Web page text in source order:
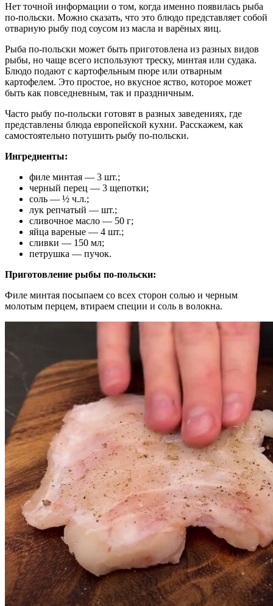
Нет точной информации о том, когда именно появилась рыба
по-польски. Можно сказать, что это блюдо представляет собой
отварную рыбу под соусом из масла и варёных яиц.
Рыба по-польски может быть приготовлена из разных видов
рыбы, но чаще всего используют треску, минтая или судака.
Блюдо подают с картофельным пюре или отварным
картофелем. Это простое, но вкусное яство, которое может
быть как повседневным, так и праздничным.
Часто рыбу по-польски готовят в разных заведениях, где
представлены блюда европейской кухни. Расскажем, как
самостоятельно потушить рыбу по-польски.
Ингредиенты:
филе минтая — 3 шт.;
черный перец — 3 щепотки;
соль — ½ ч.л.;
лук репчатый — шт.;
сливочное масло — 50 г;
яйца вареные — 4 шт.;
сливки — 150 мл;
петрушка — пучок.
Приготовление рыбы по-польски:
Филе минтая посыпаем со всех сторон солью и черным
молотым перцем, втираем специи и соль в волокна.